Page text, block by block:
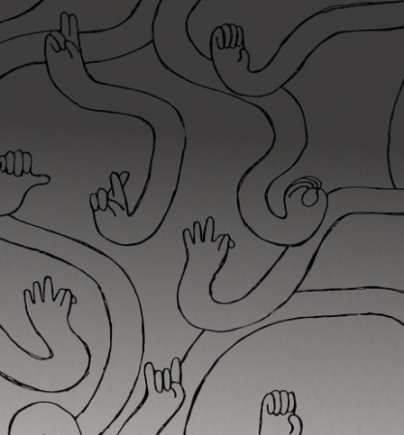
Actualité
► Chargée de médiation,
communication et accueil des publics à
la Maison des arts Agnès-Varda et
artothèque de Grand Quevilly (76)
► Médiatrice indépendante pour le
Centre d’Art Contemporain de la
Matmut à Saint-Pierre de
Varengeville (76)
► Artiste médiatrice
► Membre du collège artiste-auteurice